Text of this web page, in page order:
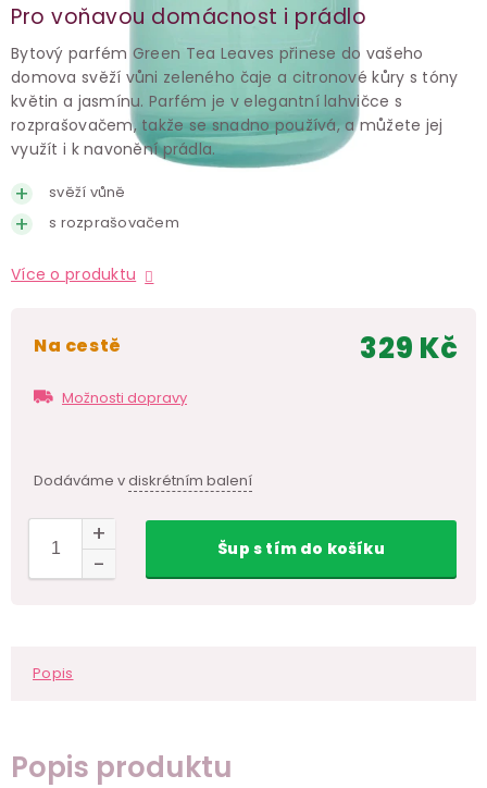
Pro voňavou domácnost i prádlo
Bytový parfém Green Tea Leaves přinese do vašeho
domova svěží vůni zeleného čaje a citronové kůry s tóny
květin a jasmínu. Parfém je v elegantní lahvičce s
rozprašovačem, takže se snadno používá, a můžete jej
využít i k navonění prádla.
svěží vůně
s rozprašovačem
Více o produktu
na cestě
Možnosti dopravy
Dodáváme vdiskrétním balení
329 Kč
Šups tímdo košíku
Popis
Popis produktu